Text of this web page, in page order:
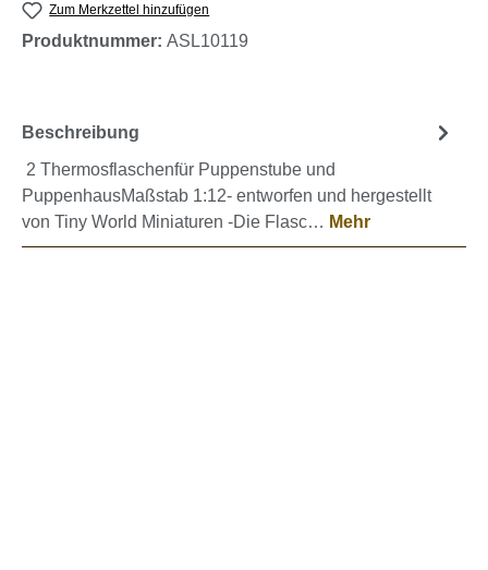
Zum Merkzettel hinzufügen
Produktnummer: ASL10119
Beschreibung
2 Thermosflaschenfür Puppenstube und
PuppenhausMaßstab 1:12- entworfen und hergestellt
von Tiny World Miniaturen -Die Flasc… Mehr